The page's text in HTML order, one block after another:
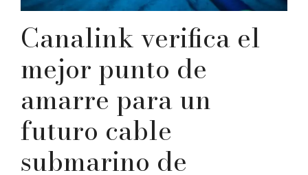
Canalink verifica el
mejor punto de
amarre para un
futuro cable
submarino de